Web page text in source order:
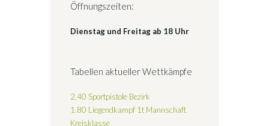
Öffnungszeiten:
Dienstag und Freitag ab 18 Uhr
Tabellen aktueller Wettkämpfe
2.40 Sportpistole Bezirk
1.80 Liegendkampf 1t Mannschaft
Kreisklasse